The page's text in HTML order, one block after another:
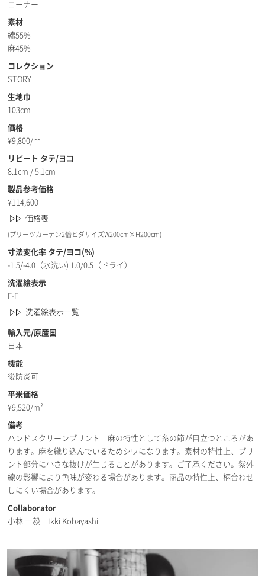
コーナー
素材
綿55%
麻45%
コレクション
STORY
生地巾
103cm
価格
¥9,800/ｍ
リピート タテ/ヨコ
8.1cm / 5.1cm
製品参考価格
¥114,600
価格表
(プリーツカーテン2倍ヒダサイズW200cm×H200cm)
寸法変化率 タテ/ヨコ(%)
-1.5/-4.0（水洗い) 1.0/0.5（ドライ）
洗濯絵表示
F-E
洗濯絵表示一覧
輸入元/原産国
日本
機能
後防炎可
平米価格
¥9,520/m²
備考
ハンドスクリーンプリント 麻の特性として糸の節が目立つところがあ
ります。麻を織り込んでいるためシワになります。素材の特性上、プリ
ント部分に小さな抜けが生じることがあります。ご了承ください。紫外
線の影響により色味が変わる場合があります。商品の特性上、柄合わせ
しにくい場合があります。
Collaborator
小林 一毅 Ikki Kobayashi